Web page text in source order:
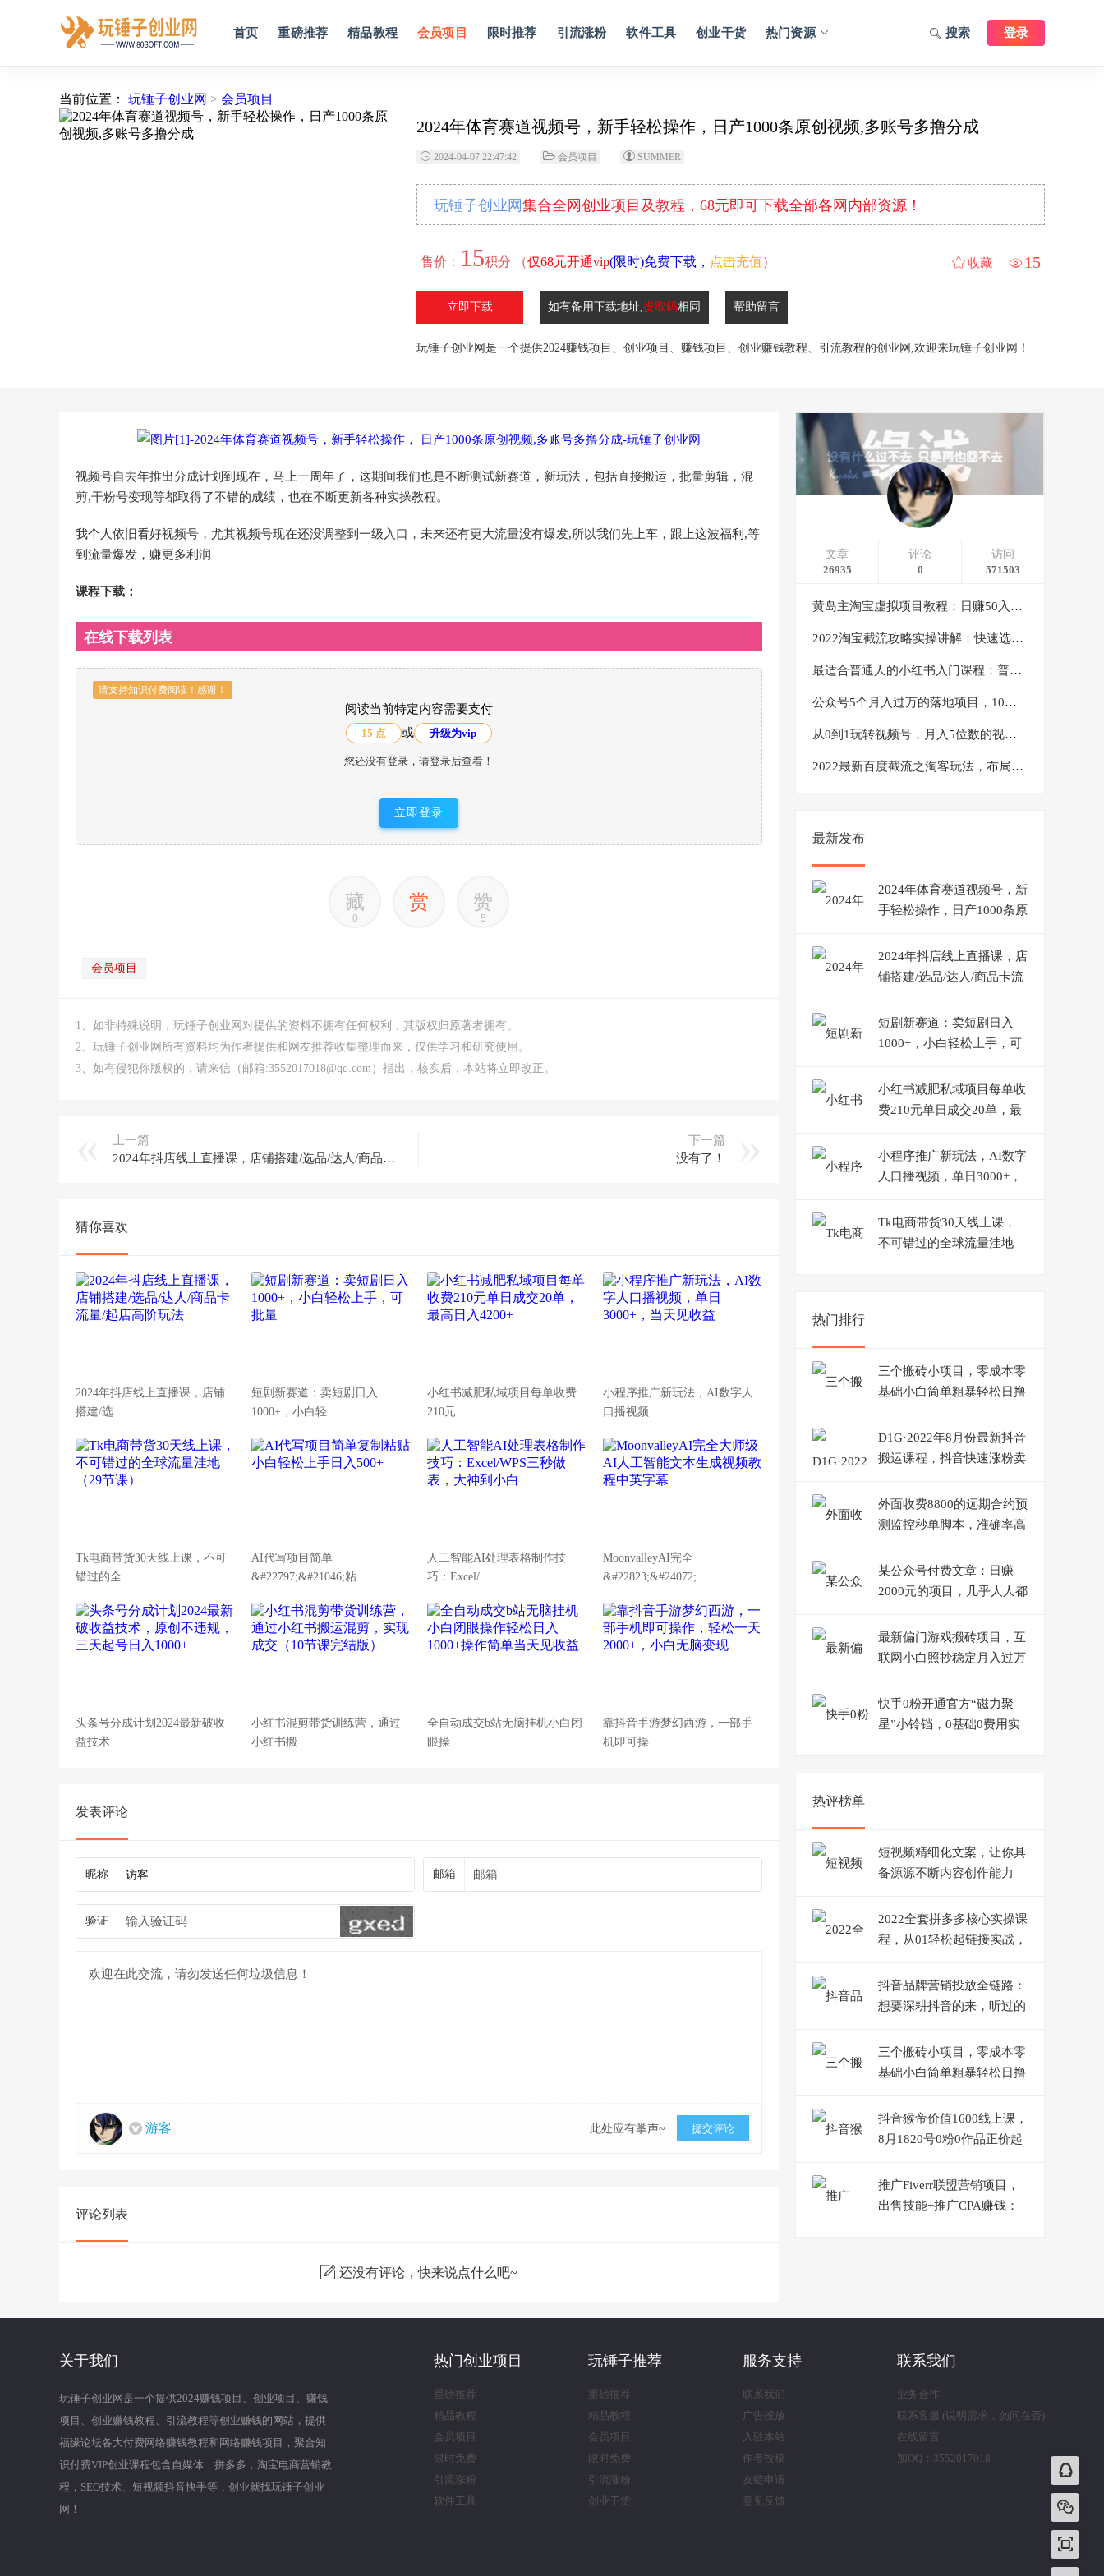
首页 重磅推荐 精品教程 会员项目 限时推荐 引流涨粉 软件工具 创业干货 热门资源 登录
搜索
当前位置： 玩锤子创业网 > 会员项目
2024年体育赛道视频号，新手轻松操作，日产1000条原创视频,多账号多撸分成
2024-04-07 22:47:42 会员项目 SUMMER
玩锤子创业网 集合全网创业项目及教程，68元即可下载全部各网内部资源！
售价： 15积分 （仅68元开通vip(限时)免费下载， 点击充值） 15
收藏
立即下载 如有备用下载地址,提取码相同 帮助留言
玩锤子创业网是一个提供2024赚钱项目、创业项目、赚钱项目、创业赚钱教程、引流教程的创业网,欢迎来玩锤子创业网！
视频号自去年推出分成计划到现在，马上一周年了，这期间我们也是不断测试新赛道，新玩法，包括直接搬运，批量剪辑，混
剪,干粉号变现等都取得了不错的成绩，也在不断更新各种实操教程。
我个人依旧看好视频号，尤其视频号现在还没调整到一级入口，未来还有更大流量没有爆发,所以我们先上车，跟上这波福利,等
到流量爆发，赚更多利润
课程下载：
在线下载列表
请支持知识付费阅读！感谢！
阅读当前特定内容需要支付
15 点 或 升级为vip
您还没有登录，请登录后查看！
立即登录
藏
0
赏 赞
5
会员项目
1、如非特殊说明，玩锤子创业网对提供的资料不拥有任何权利，其版权归原著者拥有。
2、玩锤子创业网所有资料均为作者提供和网友推荐收集整理而来，仅供学习和研究使用。
3、如有侵犯你版权的，请来信（邮箱:3552017018@qq.com）指出，核实后，本站将立即改正。
上一篇
2024年抖店线上直播课，店铺搭建/选品/达人/商品卡流量/起店高阶玩法
下一篇
没有了！
猜你喜欢
2024年抖店线上直播课，店铺
搭建/选
短剧新赛道：卖短剧日入
1000+，小白轻
小红书减肥私域项目每单收费
210元
小程序推广新玩法，AI数字人
口播视频
Tk电商带货30天线上课，不可
错过的全
AI代写项目简单
&#22797;&#21046;粘
人工智能AI处理表格制作技
巧：Excel/
MoonvalleyAI完全
&#22823;&#24072;
头条号分成计划2024最新破收
益技术
小红书混剪带货训练营，通过
小红书搬
全自动成交b站无脑挂机小白闭
眼操
靠抖音手游梦幻西游，一部手
机即可操
发表评论
昵称 邮箱
验证
游客 此处应有掌声~ 提交评论
评论列表
还没有评论，快来说点什么吧~
文章
26935
评论
0
访问
571503
黄岛主淘宝虚拟项目教程：日赚50入门基础班（两节课附配套资料）
2022淘宝截流攻略实操讲解：快速选品+直接复制+快速起店
最适合普通人的小红书入门课程：普通人如何通过做小红书年入50万
公众号5个月入过万的落地项目，10大获客渠道，实测涨粉21万
从0到1玩转视频号，月入5位数的视频号搬运项目，定位+选品+制作+变现全流程
2022最新百度截流之淘客玩法，布局流量一单利润可达300+【视频课程】
最新发布
2024年体育赛道视频号，新
手轻松操作，日产1000条原
2024年抖店线上直播课，店
铺搭建/选品/达人/商品卡流
短剧新赛道：卖短剧日入
1000+，小白轻松上手，可
小红书减肥私域项目每单收
费210元单日成交20单，最
小程序推广新玩法，AI数字
人口播视频，单日3000+，
Tk电商带货30天线上课，
不可错过的全球流量洼地
热门排行
三个搬砖小项目，零成本零
基础小白简单粗暴轻松日撸
D1G·2022年8月份最新抖音
搬运课程，抖音快速涨粉卖
可以操作
外面收费8800的远期合约预
测监控秒单脚本，准确率高
某公众号付费文章：日赚
2000元的项目，几乎人人都
最新偏门游戏搬砖项目，互
联网小白照抄稳定月入过万
快手0粉开通官方“磁力聚
星”小铃铛，0基础0费用实
热评榜单
短视频精细化文案，让你具
备源源不断内容创作能力
2022全套拼多多核心实操课
程，从01轻松起链接实战，
抖音品牌营销投放全链路：
想要深耕抖音的来，听过的
三个搬砖小项目，零成本零
基础小白简单粗暴轻松日撸
抖音猴帝价值1600线上课，
8月1820号0粉0作品正价起
推广Fiverr联盟营销项目，
出售技能+推广CPA赚钱：
关于我们
玩锤子创业网是一个提供2024赚钱项目、创业项目、赚钱
项目、创业赚钱教程、引流教程等创业赚钱的网站，提供
福缘论坛各大付费网络赚钱教程和网络赚钱项目，聚合知
识付费VIP创业课程包含自媒体，拼多多，淘宝电商营销教
程，SEO技术、短视频抖音快手等，创业就找玩锤子创业
网！
热门创业项目
重磅推荐
精品教程
会员项目
限时免费
引流涨粉
软件工具
玩锤子推荐
重磅推荐
精品教程
会员项目
限时免费
引流涨粉
创业干货
服务支持
联系我们
广告投放
入驻本站
作者投稿
友链申请
意见反馈
联系我们
业务合作
联系客服 (说明需求，勿问在否)
在线留言
加QQ：3552017018